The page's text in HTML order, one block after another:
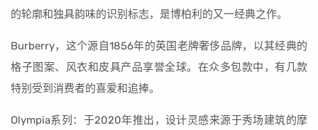
的轮廓和独具韵味的识别标志，是博柏利的又一经典之作。
Burberry，这个源自1856年的英国老牌奢侈品牌，以其经典的
格子图案、风衣和皮具产品享誉全球。在众多包款中，有几款
特别受到消费者的喜爱和追捧。
Olympia系列：于2020年推出，设计灵感来源于秀场建筑的摩